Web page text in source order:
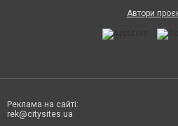
Автори
Реклама на сайті:
rek@citysites.ua